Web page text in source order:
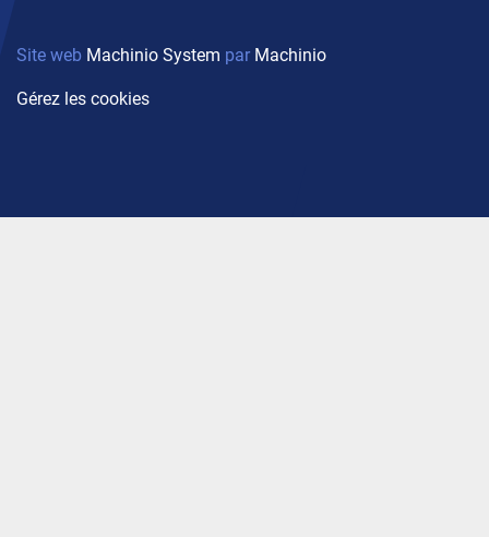
Site web Machinio System par Machinio
Gérez les cookies